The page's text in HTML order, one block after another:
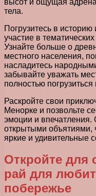
тела.
Погрузитесь в историю
участие в
Узнайте больше о
местного населения,
насладитесь
забывайте уважать
полностью
Раскройте свои
Менорке и позвольте
эмоции и впечатления.
открытыми объятиями,
яркие и удивительные
Откройте для
рай для
побережье